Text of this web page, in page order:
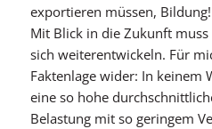
exportieren müssen, Bildung!
Mit Blick in die Zukunft
sich weiterentwickeln. Für
Faktenlage wider: In keinem
eine so hohe
Belastung mit so geringem